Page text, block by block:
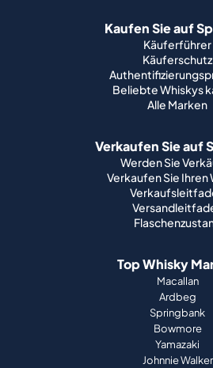
Kaufen Sie auf
Käuferführer
Käuferschutz
Beliebte Whiskys
Alle Marken
Verkaufen Sie auf
Werden Sie
Verkaufen Sie Ihren
Top Whisky
Macallan
Ardbeg
Springbank
Bowmore
Yamazaki
Johnnie Walker